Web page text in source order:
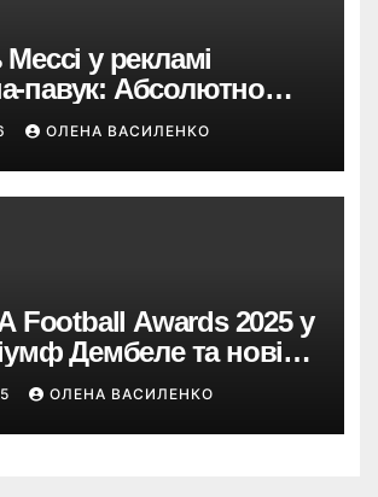
у рекламі
павук: Абсолютно
навіщо Sony
футбольну легенду
ОЛЕНА ВАСИЛЕНКО
Football Awards 2025 у
Дембеле та нові
футболу
ОЛЕНА ВАСИЛЕНКО